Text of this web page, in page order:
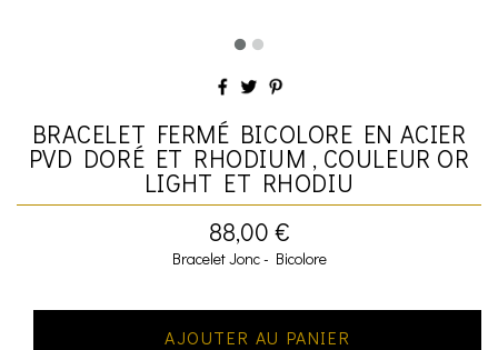
BRACELET FERMÉ BICOLORE EN ACIER
PVD DORÉ ET RHODIUM , COULEUR OR
LIGHT ET RHODIU
88,00 €
Bracelet Jonc - Bicolore
AJOUTER AU PANIER